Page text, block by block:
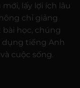
lấy lợi ích lâu
chỉ giảng
học, chúng
dụng tiếng Anh
cuộc sống.